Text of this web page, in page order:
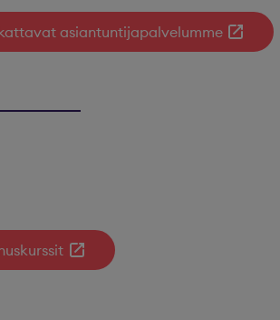
asiantuntijapalvelumme